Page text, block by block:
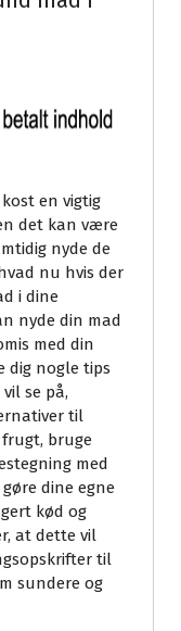
en vigtig
det kan være
nyde de
nu hvis der
i dine
nyde din mad
med din
dig nogle tips
se på,
til
bruge
med
dine egne
kød og
at dette vil
til
sundere og